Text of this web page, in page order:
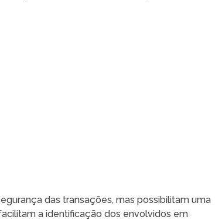
das transações, mas possibilitam uma
a identificação dos envolvidos em